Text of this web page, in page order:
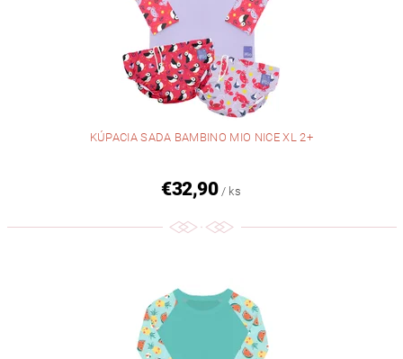
KÚPACIA SADA BAMBINO MIO NICE XL 2+
€32,90 / ks